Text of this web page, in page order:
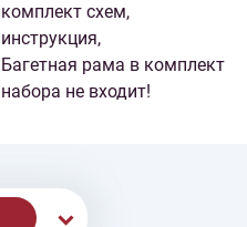
комплект схем,
инструкция,
Багетная рама в комплект
набора не входит!